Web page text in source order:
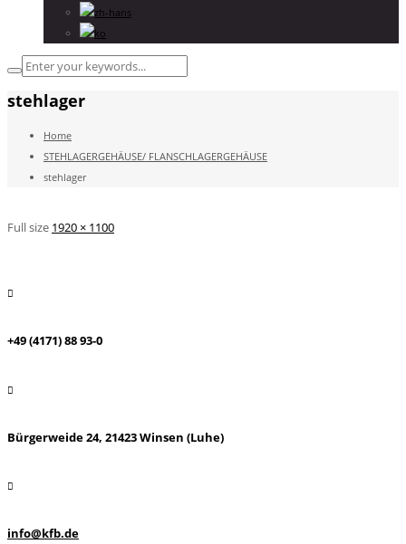
stehlager
Home
STEHLAGERGEHÄUSE/ FLANSCHLAGERGEHÄUSE
stehlager
Full size 1920 × 1100
+49 (4171) 88 93-0
Bürgerweide 24, 21423 Winsen (Luhe)
info@kfb.de